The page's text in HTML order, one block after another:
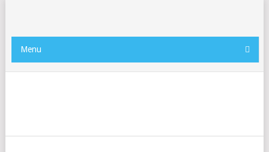
Menu